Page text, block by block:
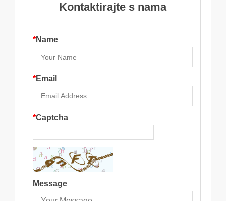
Kontaktirajte s nama
*Name
*Email
*Captcha
Message